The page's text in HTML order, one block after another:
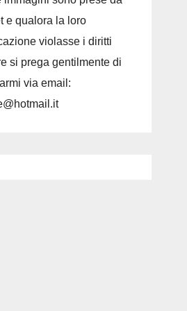
e qualora la loro
violasse i diritti
si prega gentilmente di
via email: